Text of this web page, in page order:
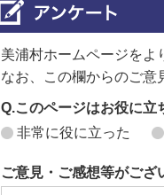
美浦村ホームページをよ
なお、この欄からのご意
Q.このページはお役に立
非常に役に立った
ご意見・ご感想等がござ